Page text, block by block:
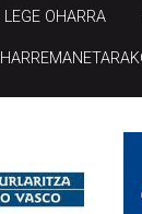
LEGE OHARRA